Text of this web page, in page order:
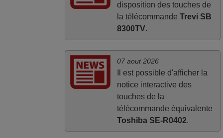
disposition des touches de
la télécommande Trevi SB
8300TV.
07 aout 2026
Il est possible d'afficher la
notice interactive des
touches de la
télécommande équivalente
Toshiba SE-R0402.